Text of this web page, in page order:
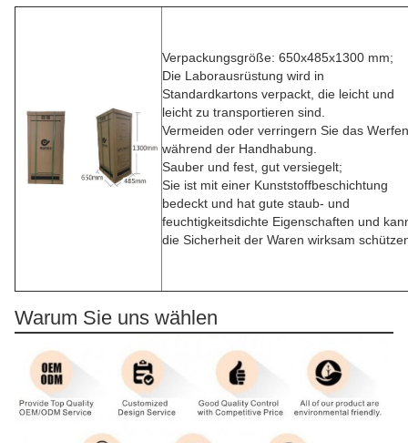
Verpackungsgröße: 650x485x1300 mm;
Die Laborausrüstung wird in
Standardkartons verpackt, die leicht und
leicht zu transportieren sind.
Vermeiden oder verringern Sie das Werfen
während der Handhabung.
Sauber und fest, gut versiegelt;
Sie ist mit einer Kunststoffbeschichtung
bedeckt und hat gute staub- und
feuchtigkeitsdichte Eigenschaften und
die Sicherheit der Waren wirksam
Warum Sie uns wählen